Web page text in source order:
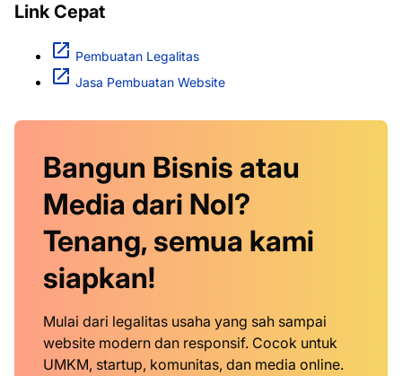
Link Cepat
Pembuatan Legalitas
Jasa Pembuatan Website
Bangun Bisnis atau
Media dari Nol?
Tenang, semua kami
siapkan!
Mulai dari legalitas usaha yang sah sampai
website modern dan responsif. Cocok untuk
UMKM, startup, komunitas, dan media online.